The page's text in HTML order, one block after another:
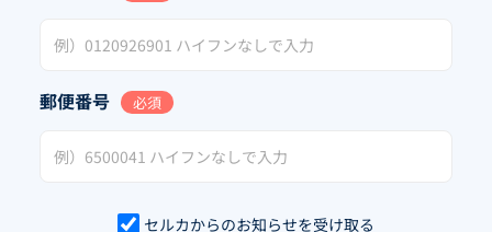
郵便番号 必須
セルカからのお知らせを受け取る